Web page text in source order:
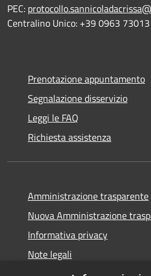
PEC:
Centralino Unico: +39 0963 73013
Prenotazione appuntamento
Segnalazione disservizio
Leggi le FAQ
Richiesta assistenza
Amministrazione trasparente
Nuova Amministrazione
Informativa privacy
Note legali